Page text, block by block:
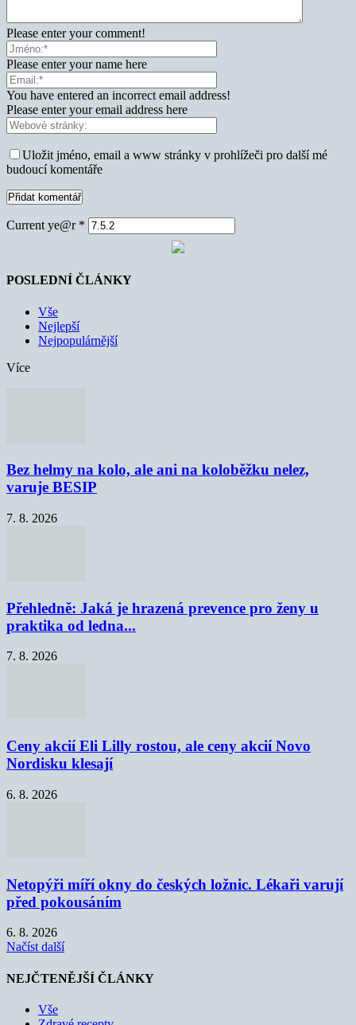
Please enter your comment!
Please enter your name here
You have entered an incorrect email address!
Please enter your email address here
Uložit jméno, email a www stránky v prohlížeči pro další mé
budoucí komentáře
Current ye@r *
POSLEDNÍ ČLÁNKY
Vše
Nejlepší
Nejpopulárnější
Více
Bez helmy na kolo, ale ani na koloběžku nelez,
varuje BESIP
7. 8. 2026
Přehledně: Jaká je hrazená prevence pro ženy u
praktika od ledna...
7. 8. 2026
Ceny akcií Eli Lilly rostou, ale ceny akcií Novo
Nordisku klesají
6. 8. 2026
Netopýři míří okny do českých ložnic. Lékaři varují
před pokousáním
6. 8. 2026
Načíst další
NEJČTENĚJŠÍ ČLÁNKY
Vše